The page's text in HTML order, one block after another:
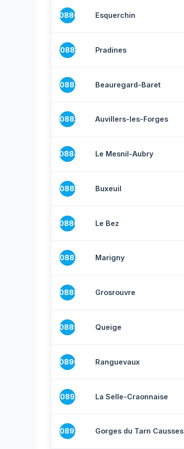
10880 Esquerchin
10881 Pradines
10882 Beauregard-Baret
10883 Auvillers-les-Forges
10884 Le Mesnil-Aubry
10885 Buxeuil
10886 Le Bez
10887 Marigny
10888 Grosrouvre
10889 Queige
10890 Ranguevaux
10891 La Selle-Craonnaise
10892 Gorges du Tarn Causses